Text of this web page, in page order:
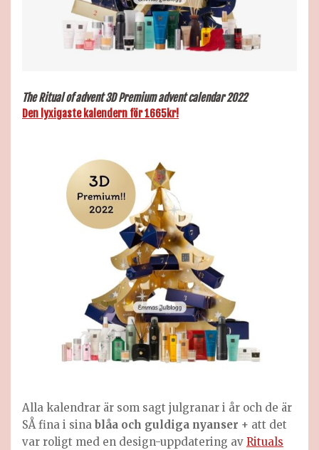
The Ritual ofadvent 3D Premium advent calendar 2022
Den lyxigaste kalendern för 1665kr!
Alla kalendrar är som sagt julgranar i år och de är
SÅ fina i sina blåa och guldiga nyanser + att det
var roligt med en design-uppdatering av Rituals